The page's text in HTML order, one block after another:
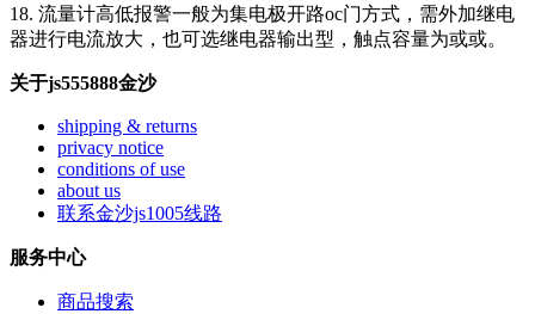
18. 流量计高低报警一般为集电极开路oc门方式，需外加继电
器进行电流放大，也可选继电器输出型，触点容量为或或。
关于js555888金沙
shipping & returns
privacy notice
conditions of use
about us
联系金沙js1005线路
服务中心
商品搜索